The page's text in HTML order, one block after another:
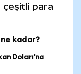
çeşitli para
ne kadar?
Doları'na